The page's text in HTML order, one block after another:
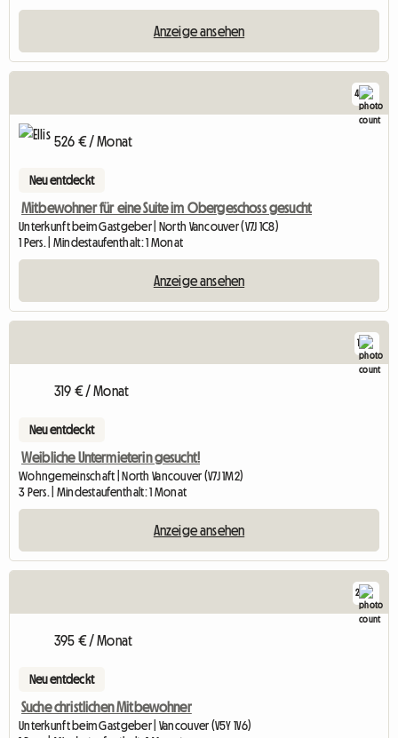
Anzeige ansehen
4
526 € / Monat
Neu entdeckt
Mitbewohner für eine Suite im Obergeschoss gesucht
Unterkunft beim Gastgeber | North Vancouver (V7J 1C8)
1 Pers. | Mindestaufenthalt: 1 Monat
Anzeige ansehen
1
319 € / Monat
Neu entdeckt
Weibliche Untermieterin gesucht!
Wohngemeinschaft | North Vancouver (V7J 1M2)
3 Pers. | Mindestaufenthalt: 1 Monat
Anzeige ansehen
2
395 € / Monat
Neu entdeckt
Suche christlichen Mitbewohner
Unterkunft beim Gastgeber | Vancouver (V5Y 1V6)